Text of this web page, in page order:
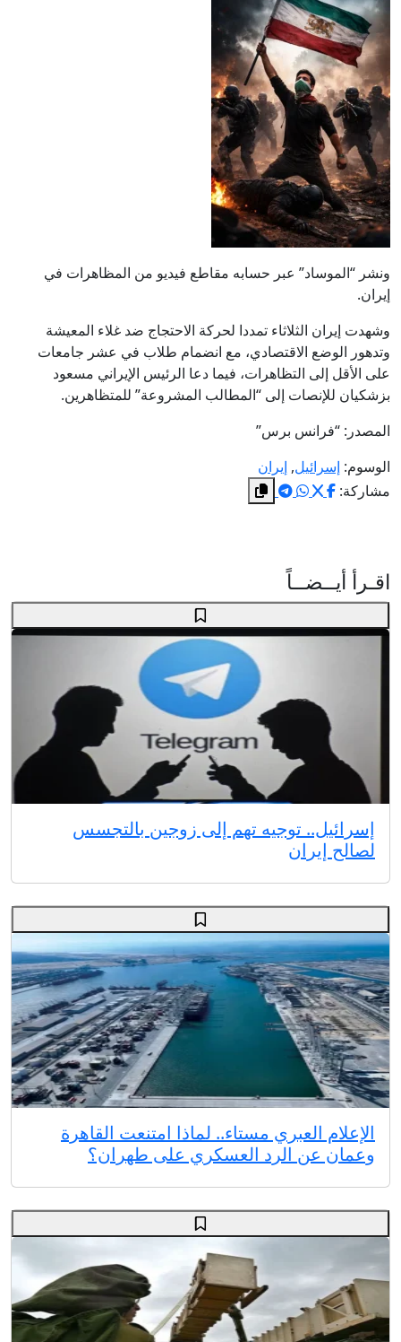
ونشر “الموساد” عبر حسابه مقاطع فيديو من المظاهرات في
إيران.
وشهدت إيران الثلاثاء تمددا لحركة الاحتجاج ضد غلاء المعيشة
وتدهور الوضع الاقتصادي، مع انضمام طلاب في عشر جامعات
على الأقل إلى التظاهرات، فيما دعا الرئيس الإيراني ​مسعود
بزشكيان​ للإنصات إلى “المطالب المشروعة” للمتظاهرين.
المصدر: “فرانس برس”
الوسوم: إسرائيل, إيران
مشاركة:
اقـرأ أيــضــاً
إسرائيل.. توجيه تهم إلى زوجين بالتجسس
لصالح إيران
الإعلام العبري مستاء.. لماذا امتنعت القاهرة
وعمان عن الرد العسكري على طهران؟